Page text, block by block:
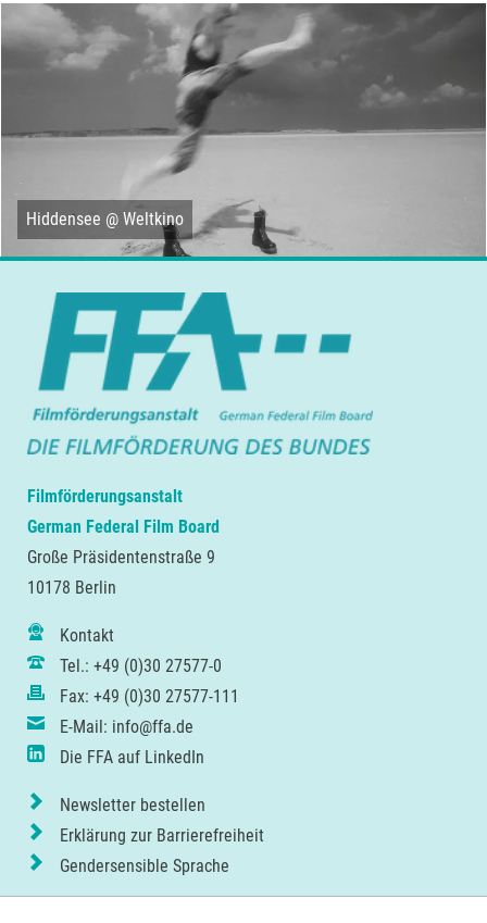
Hiddensee @ Weltkino
Filmförderungsanstalt
German Federal Film Board
Große Präsidentenstraße 9
10178 Berlin
Kontakt
Tel.: +49 (0)30 27577-0
Fax: +49 (0)30 27577-111
E-Mail: info@ffa.de
Die FFA auf LinkedIn
Newsletter bestellen
Erklärung zur Barrierefreiheit
Gendersensible Sprache